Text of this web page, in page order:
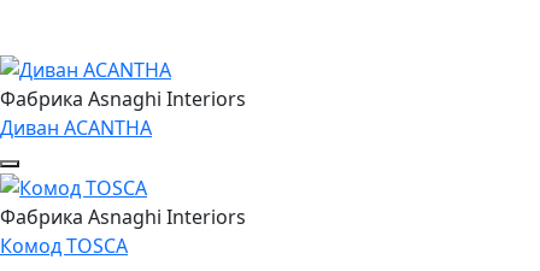
Фабрика Asnaghi Interiors
Диван ACANTHA
Фабрика Asnaghi Interiors
Комод TOSCA